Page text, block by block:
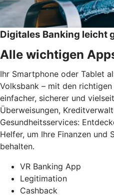
Digitales Banking leicht
Alle wichtigen
Ihr Smartphone oder Tablet
Volksbank – mit den
einfacher, sicherer und
Überweisungen,
Gesundheitsservices:
Helfer, um Ihre Finanzen und
behalten.
VR Banking App
Legitimation
Cashback